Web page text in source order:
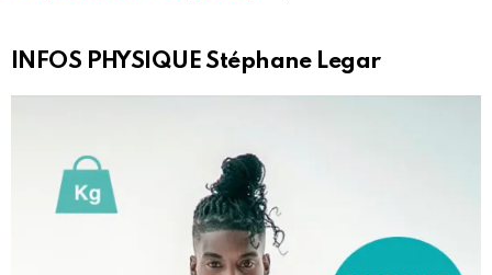
INFOS PHYSIQUE Stéphane Legar